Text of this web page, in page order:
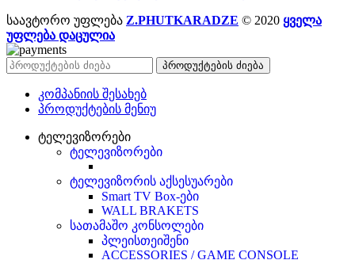
საავტორო უფლება Z.PHUTKARADZE © 2020 ყველა
უფლება დაცულია
პროდუქტების ძიება
კომპანიის შესახებ
პროდუქტების მენიუ
ტელევიზორები
ტელევიზორები
ტელევიზორის აქსესუარები
Smart TV Box-ები
WALL BRAKETS
სათამაშო კონსოლები
პლეისთეიშენი
ACCESSORIES / GAME CONSOLE